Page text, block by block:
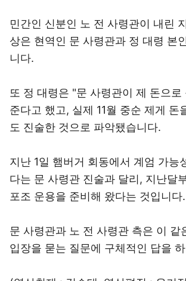
민간인 신분인 노 전 사령관이 내린
상은 현역인 문 사령관과 정 대령 본
니다.
또 정 대령은 "문 사령관이 제 돈으로
준다고 했고, 실제 11월 중순 제게 돈
도 진술한 것으로 파악됐습니다.
지난 1일 햄버거 회동에서 계엄 가능
다는 문 사령관 진술과 달리, 지난달
포조 운용을 준비해 왔다는 것입니다.
문 사령관과 노 전 사령관 측은 이 같
입장을 묻는 질문에 구체적인 답을